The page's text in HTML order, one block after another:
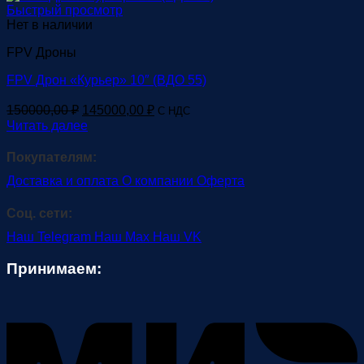
180000,00 ₽.
Быстрый просмотр
Нет в наличии
FPV Дроны
FPV Дрон «Курьер» 10″ (ВДО 55)
150000,00₽ Первоначальная
цена
составляла
150000,00 ₽.
145000,00 ₽Текущая
цена:
С НДС
Читать далее
Покупателям:
Доставка и оплата О компании Оферта
Соц. сети:
Наш Telegram Наш Max Наш VK
Принимаем: